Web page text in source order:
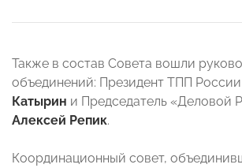
Также в состав Совета вошли
объединений: Президент ТПП России
Катырин и Председатель «Деловой
Алексей Репик.
Координационный совет,